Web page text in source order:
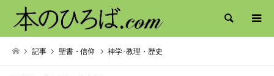
検索
記事 聖書・信仰 神学･教理・歴史